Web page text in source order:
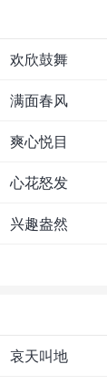
欢欣鼓舞
满面春风
爽心悦目
心花怒发
兴趣盎然
哀天叫地